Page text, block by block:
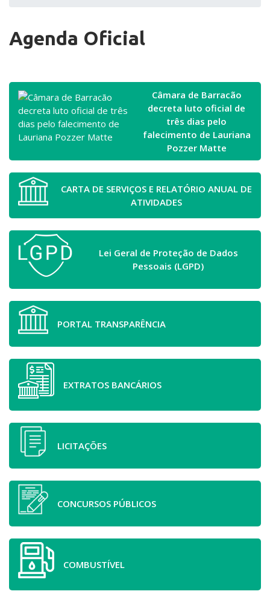
Agenda Oficial
Câmara de Barracão
decreta luto oficial de
três dias pelo
falecimento de Lauriana
Pozzer Matte
CARTA DE SERVIÇOS E RELATÓRIO ANUAL DE
ATIVIDADES
Lei Geral de Proteção de Dados
Pessoais (LGPD)
PORTAL TRANSPARÊNCIA
EXTRATOS BANCÁRIOS
LICITAÇÕES
CONCURSOS PÚBLICOS
COMBUSTÍVEL